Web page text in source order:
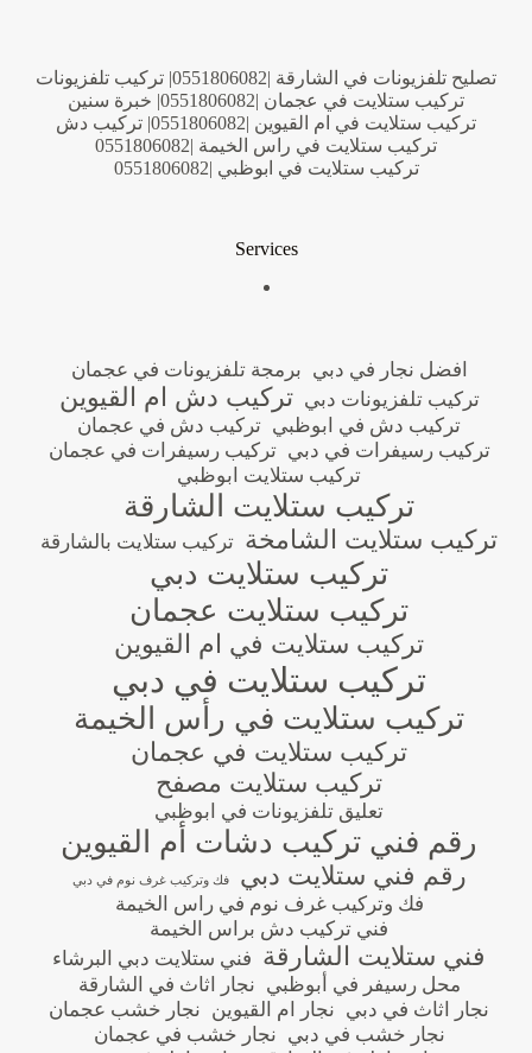
تصليح تلفزيونات في الشارقة |0551806082| تركيب تلفزيونات
تركيب ستلايت في عجمان |0551806082| خبرة سنين
تركيب ستلايت في ام القيوين |0551806082| تركيب دش
تركيب ستلايت في راس الخيمة |0551806082
تركيب ستلايت في ابوظبي |0551806082
Services
افضل نجار في دبي برمجة تلفزيونات في عجمان
تركيب تلفزيونات دبي تركيب دش ام القيوين
تركيب دش في ابوظبي تركيب دش في عجمان
تركيب رسيفرات في دبي تركيب رسيفرات في عجمان
تركيب ستلايت ابوظبي
تركيب ستلايت الشارقة
تركيب ستلايت الشامخة تركيب ستلايت بالشارقة
تركيب ستلايت دبي
تركيب ستلايت عجمان
تركيب ستلايت في ام القيوين
تركيب ستلايت في دبي
تركيب ستلايت في رأس الخيمة
تركيب ستلايت في عجمان
تركيب ستلايت مصفح
تعليق تلفزيونات في ابوظبي
رقم فني تركيب دشات أم القيوين
رقم فني ستلايت دبي فك وتركيب غرف نوم في دبي
فك وتركيب غرف نوم في راس الخيمة
فني تركيب دش براس الخيمة
فني ستلايت الشارقة فني ستلايت دبي البرشاء
محل رسيفر في أبوظبي نجار اثاث في الشارقة
نجار اثاث في دبي نجار ام القيوين نجار خشب عجمان
نجار خشب في دبي نجار خشب في عجمان